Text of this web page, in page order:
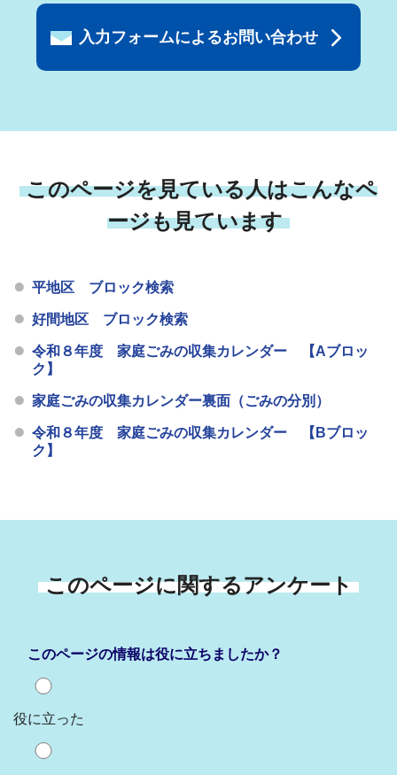
入力フォームによるお問い合わせ
このページを見ている人はこんなペ
ージも見ています
平地区 ブロック検索
好間地区 ブロック検索
令和８年度 家庭ごみの収集カレンダー 【Aブロッ
ク】
家庭ごみの収集カレンダー裏面（ごみの分別）
令和８年度 家庭ごみの収集カレンダー 【Bブロッ
ク】
このページに関するアンケート
このページの情報は役に立ちましたか？
役に立った